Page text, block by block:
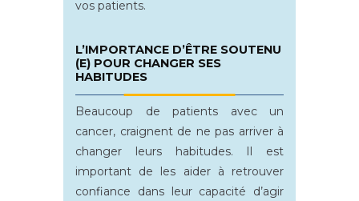
vos patients.
L’IMPORTANCE D’ÊTRE SOUTENU
(E) POUR CHANGER SES
HABITUDES
Beaucoup de patients avec un
cancer, craignent de ne pas arriver à
changer leurs habitudes. Il est
important de les aider à retrouver
confiance dans leur capacité d’agir